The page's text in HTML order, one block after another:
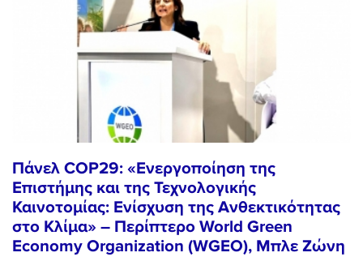
Πάνελ COP29: «Ενεργοποίηση της
Επιστήμης και της Τεχνολογικής
Καινοτομίας: Ενίσχυση της Ανθεκτικότητας
στο Κλίμα» – Περίπτερο World Green
Economy Organization (WGEO), Μπλε Ζώνη